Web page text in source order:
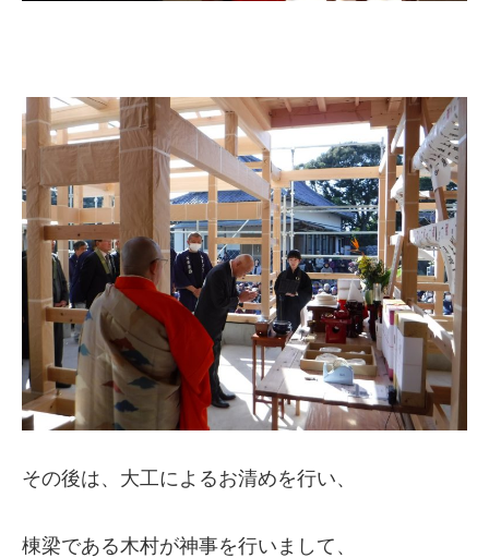
その後は、大工によるお清めを行い、
棟梁である木村が神事を行いまして、